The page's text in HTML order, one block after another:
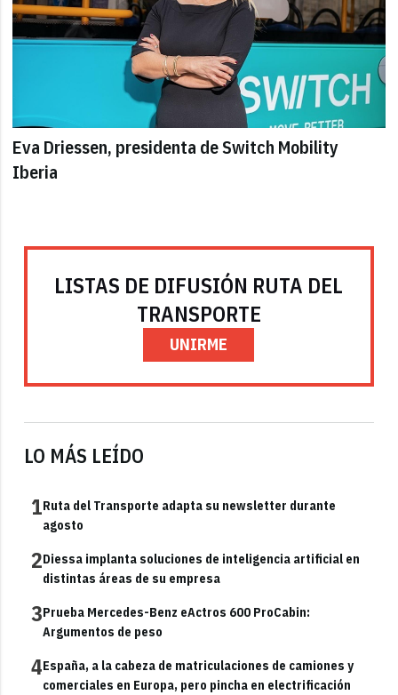
Eva Driessen, presidenta de Switch Mobility
Iberia
LISTAS DE DIFUSIÓN RUTA DEL
TRANSPORTE
UNIRME
LO MÁS LEÍDO
1Ruta del Transporte adapta su newsletter durante
agosto
2Diessa implanta soluciones de inteligencia artificial en
distintas áreas de su empresa
3Prueba Mercedes-Benz eActros 600 ProCabin:
Argumentos de peso
4España, a la cabeza de matriculaciones de camiones y
comerciales en Europa, pero pincha en electrificación